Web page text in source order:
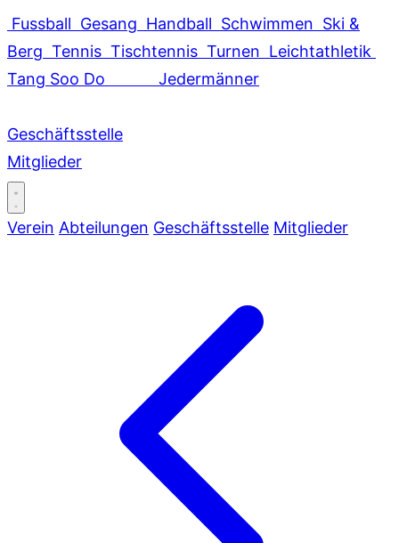
Fussball Gesang Handball Schwimmen Ski &
Berg Tennis Tischtennis Turnen Leichtathletik
Tang Soo Do
Jedermänner
Geschäftsstelle
Mitglieder
Verein Abteilungen Geschäftsstelle Mitglieder